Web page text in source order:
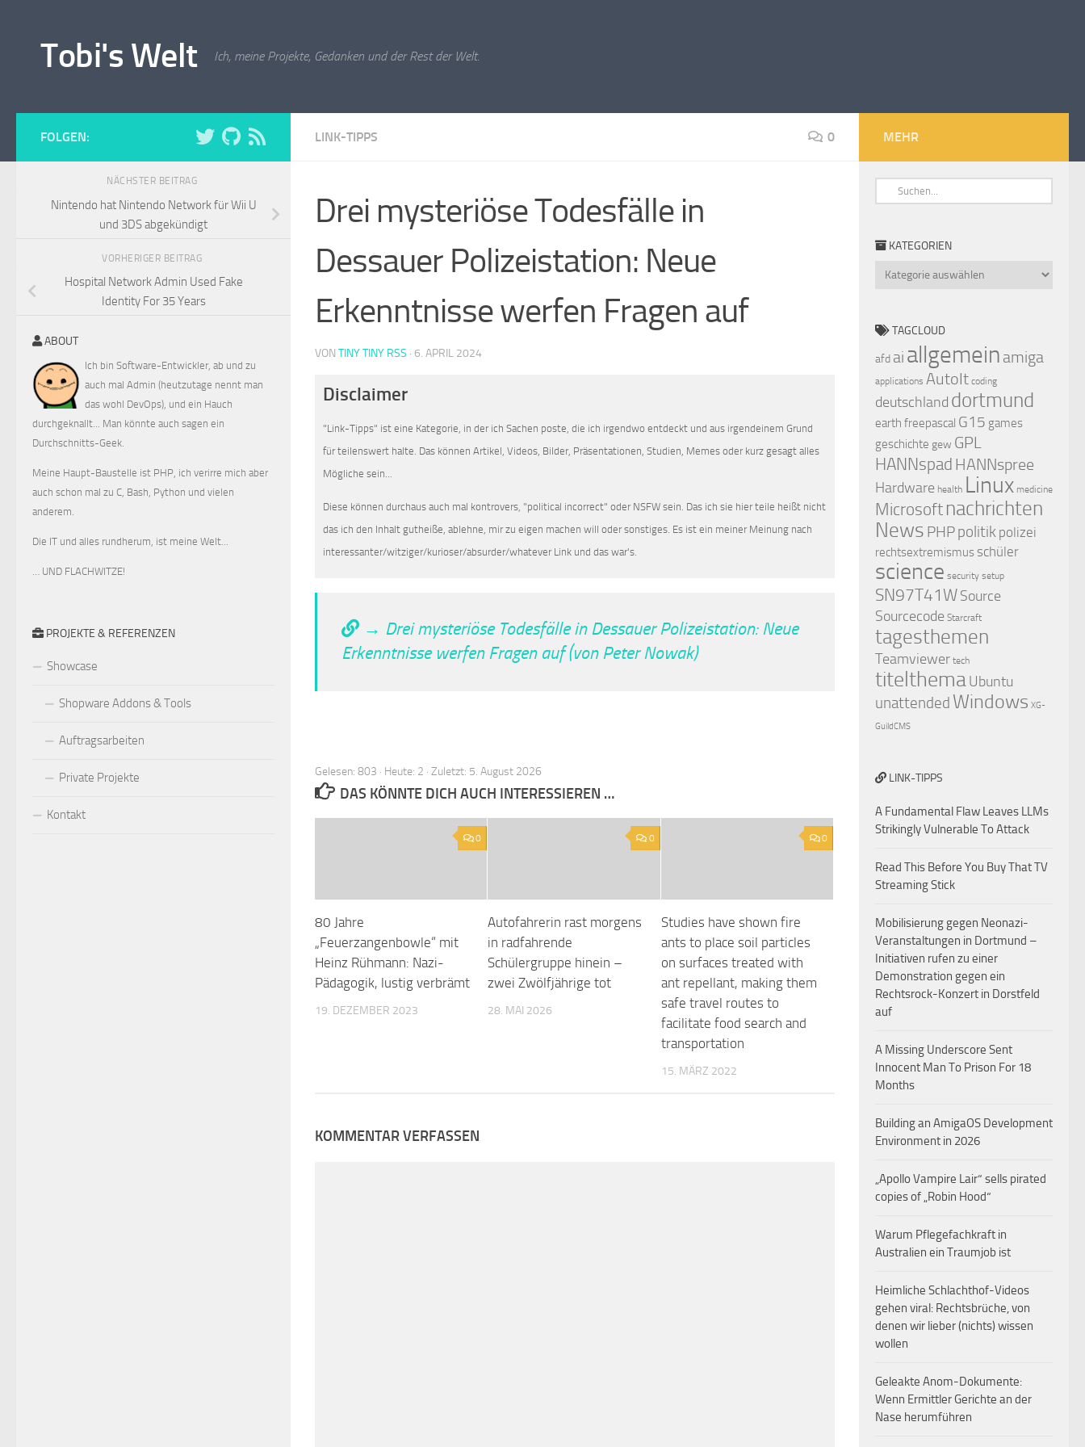
Tobi's Welt Ich, meine Projekte, Gedanken und der Rest der Welt.
LINK-TIPPS 0
Drei mysteriöse Todesfälle in
Dessauer Polizeistation: Neue
Erkenntnisse werfen Fragen auf
VON TINY TINY RSS · 6. APRIL 2024
Disclaimer
"Link-Tipps" ist eine Kategorie, in der ich Sachen poste, die ich irgendwo entdeckt und aus irgendeinem Grund
für teilenswert halte. Das können Artikel, Videos, Bilder, Präsentationen, Studien, Memes oder kurz gesagt alles
Mögliche sein...
Diese können durchaus auch mal kontrovers, "political incorrect" oder NSFW sein. Das ich sie hier teile heißt nicht
das ich den Inhalt gutheiße, ablehne, mir zu eigen machen will oder sonstiges. Es ist ein meiner Meinung nach
interessanter/witziger/kurioser/absurder/whatever Link und das war's.
→ Drei mysteriöse Todesfälle in Dessauer Polizeistation: Neue
Erkenntnisse werfen Fragen auf (von Peter Nowak)
Gelesen: 803 · Heute: 2 · Zuletzt: 5. August 2026
DAS KÖNNTE DICH AUCH INTERESSIEREN …
0
80 Jahre
„Feuerzangenbowle“ mit
Heinz Rühmann: Nazi-
Pädagogik, lustig verbrämt
19. DEZEMBER 2023
0
Autofahrerin rast morgens
in radfahrende
Schülergruppe hinein –
zwei Zwölfjährige tot
28. MAI 2026
0
Studies have shown fire
ants to place soil particles
on surfaces treated with
ant repellant, making them
safe travel routes to
facilitate food search and
transportation
15. MÄRZ 2022
KOMMENTAR VERFASSEN
FOLGEN:
NÄCHSTER BEITRAG
Nintendo hat Nintendo Network für Wii U
und 3DS abgekündigt
VORHERIGER BEITRAG
Hospital Network Admin Used Fake
Identity For 35 Years
ABOUT
Ich bin Software-Entwickler, ab und zu
auch mal Admin (heutzutage nennt man
das wohl DevOps), und ein Hauch
durchgeknallt... Man könnte auch sagen ein
Durchschnitts-Geek.
Meine Haupt-Baustelle ist PHP, ich verirre mich aber
auch schon mal zu C, Bash, Python und vielen
anderem.
Die IT und alles rundherum, ist meine Welt...
… UND FLACHWITZE!
PROJEKTE & REFERENZEN
Showcase
Shopware Addons & Tools
Auftragsarbeiten
Private Projekte
Kontakt
MEHR
KATEGORIEN
TAGCLOUD
afd ai allgemein amiga
applications AutoIt coding
deutschland dortmund
earth freepascal G15 games
geschichte gew GPL
HANNspad HANNspree
Hardware health Linux medicine
Microsoft nachrichten
News PHPpolitik polizei
rechtsextremismus schüler
science security setup
SN97T41WSource
Sourcecode Starcraft
tagesthemen
Teamviewer tech
titelthemaUbuntu
unattended Windows XG-
GuildCMS
LINK-TIPPS
A Fundamental Flaw Leaves LLMs
Strikingly Vulnerable To Attack
Read This Before You Buy That TV
Streaming Stick
Mobilisierung gegen Neonazi-
Veranstaltungen in Dortmund –
Initiativen rufen zu einer
Demonstration gegen ein
Rechtsrock-Konzert in Dorstfeld
auf
A Missing Underscore Sent
Innocent Man To Prison For 18
Months
Building an AmigaOS Development
Environment in 2026
„Apollo Vampire Lair“ sells pirated
copies of „Robin Hood“
Warum Pflegefachkraft in
Australien ein Traumjob ist
Heimliche Schlachthof-Videos
gehen viral: Rechtsbrüche, von
denen wir lieber (nichts) wissen
wollen
Geleakte Anom-Dokumente:
Wenn Ermittler Gerichte an der
Nase herumführen